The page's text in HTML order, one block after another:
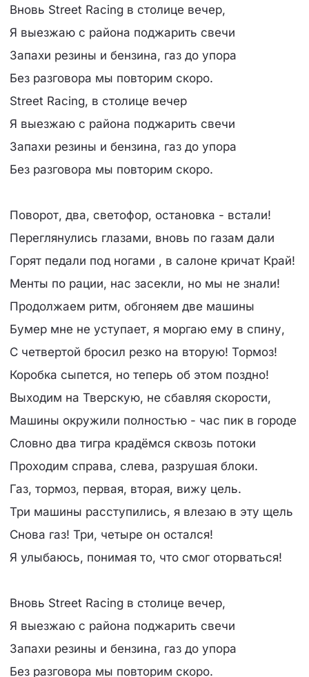
Вновь Street Racing в столице вечер,
Я выезжаю с района поджарить свечи
Запахи резины и бензина, газ до упора
Без разговора мы повторим скоро.
Street Racing, в столице вечер
Я выезжаю с района поджарить свечи
Запахи резины и бензина, газ до упора
Без разговора мы повторим скоро.
Поворот, два, светофор, остановка - встали!
Переглянулись глазами, вновь по газам дали
Горят педали под ногами , в салоне кричат Край!
Менты по рации, нас засекли, но мы не знали!
Продолжаем ритм, обгоняем две машины
Бумер мне не уступает, я моргаю ему в спину,
С четвертой бросил резко на вторую! Тормоз!
Коробка сыпется, но теперь об этом поздно!
Выходим на Тверскую, не сбавляя скорости,
Машины окружили полностью - час пик в городе
Словно два тигра крадёмся сквозь потоки
Проходим справа, слева, разрушая блоки.
Газ, тормоз, первая, вторая, вижу цель.
Три машины расступились, я влезаю в эту щель
Снова газ! Три, четыре он остался!
Я улыбаюсь, понимая то, что смог оторваться!
Вновь Street Racing в столице вечер,
Я выезжаю с района поджарить свечи
Запахи резины и бензина, газ до упора
Без разговора мы повторим скоро.